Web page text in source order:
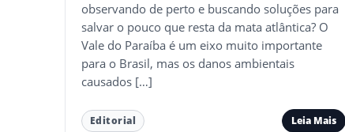
observando de perto e buscando soluções para
salvar o pouco que resta da mata atlântica? O
Vale do Paraíba é um eixo muito importante
para o Brasil, mas os danos ambientais
causados […]
Editorial Leia Mais